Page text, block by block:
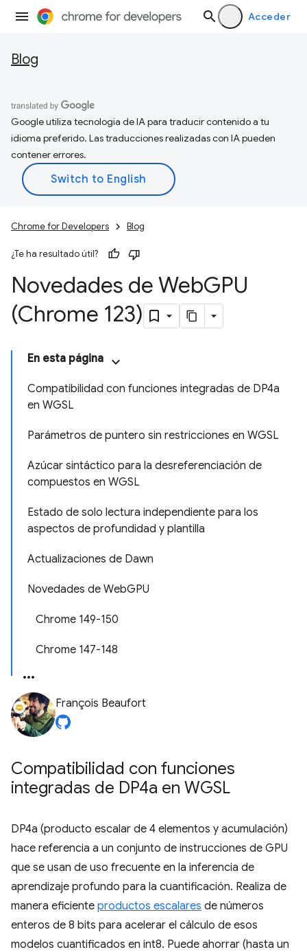
Acceder
Blog
Google utiliza tecnología de IA para traducir contenido a tu
idioma preferido. Las traducciones realizadas con IA pueden
contener errores.
Chrome for Developers Blog
¿Te ha resultado útil?
Novedades de WebGPU
(Chrome 123)
En esta página
Compatibilidad con funciones integradas de DP4a
en WGSL
Parámetros de puntero sin restricciones en WGSL
Azúcar sintáctico para la desreferenciación de
compuestos en WGSL
Estado de solo lectura independiente para los
aspectos de profundidad y plantilla
Actualizaciones de Dawn
Novedades de WebGPU
Chrome 149-150
Chrome 147-148
François Beaufort
Compatibilidad con funciones
integradas de DP4a en WGSL
DP4a (producto escalar de 4 elementos y acumulación)
hace referencia a un conjunto de instrucciones de GPU
que se usan de uso frecuente en la inferencia de
aprendizaje profundo para la cuantificación. Realiza de
manera eficiente productos escalares de números
enteros de 8 bits para acelerar el cálculo de esos
modelos cuantificados en int8. Puede ahorrar (hasta un